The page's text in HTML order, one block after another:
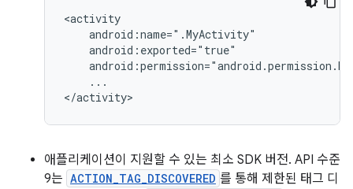
...
</activity>
애플리케이션이 지원할 수 있는 최소 SDK 버전. API 수준
9는 ACTION_TAG_DISCOVERED 를 통해 제한된 태그 디